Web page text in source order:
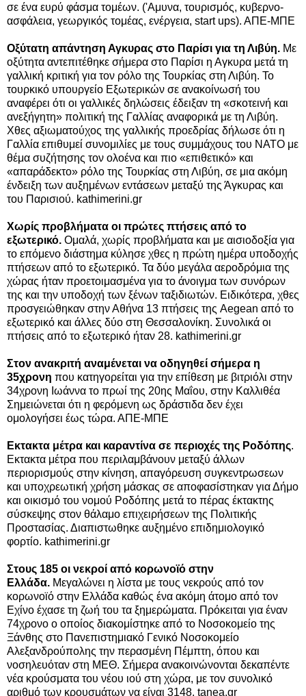
σε ένα ευρύ φάσμα τομέων. ('Αμυνα, τουρισμός, κυβερνο-
ασφάλεια, γεωργικός τομέας, ενέργεια, start ups). ΑΠΕ-ΜΠΕ
Οξύτατη απάντηση Αγκυρας στο Παρίσι για τη Λιβύη. Με
οξύτητα αντεπιτέθηκε σήμερα στο Παρίσι η Αγκυρα μετά τη
γαλλική κριτική για τον ρόλο της Τουρκίας στη Λιβύη. Το
τουρκικό υπουργείο Εξωτερικών σε ανακοίνωσή του
αναφέρει ότι οι γαλλικές δηλώσεις έδειξαν τη «σκοτεινή και
ανεξήγητη» πολιτική της Γαλλίας αναφορικά με τη Λιβύη.
Χθες αξιωματούχος της γαλλικής προεδρίας δήλωσε ότι η
Γαλλία επιθυμεί συνομιλίες με τους συμμάχους του ΝΑΤΟ με
θέμα συζήτησης τον ολοένα και πιο «επιθετικό» και
«απαράδεκτο» ρόλο της Τουρκίας στη Λιβύη, σε μια ακόμη
ένδειξη των αυξημένων εντάσεων μεταξύ της Άγκυρας και
του Παρισιού. kathimerini.gr
Χωρίς προβλήματα οι πρώτες πτήσεις από το
εξωτερικό. Ομαλά, χωρίς προβλήματα και με αισιοδοξία για
το επόμενο διάστημα κύλησε χθες η πρώτη ημέρα υποδοχής
πτήσεων από το εξωτερικό. Τα δύο μεγάλα αεροδρόμια της
χώρας ήταν προετοιμασμένα για το άνοιγμα των συνόρων
της και την υποδοχή των ξένων ταξιδιωτών. Ειδικότερα, χθες
προσγειώθηκαν στην Αθήνα 13 πτήσεις της Aegean από το
εξωτερικό και άλλες δύο στη Θεσσαλονίκη. Συνολικά οι
πτήσεις από το εξωτερικό ήταν 28. kathimerini.gr
Στον ανακριτή αναμένεται να οδηγηθεί σήμερα η
35χρονη που κατηγορείται για την επίθεση με βιτριόλι στην
34χρονη Ιωάννα το πρωί της 20ης Μαΐου, στην Καλλιθέα
Σημειώνεται ότι η φερόμενη ως δράστιδα δεν έχει
ομολογήσει έως τώρα. ΑΠΕ-ΜΠΕ
Εκτακτα μέτρα και καραντίνα σε περιοχές της Ροδόπης.
Εκτακτα μέτρα που περιλαμβάνουν μεταξύ άλλων
περιορισμούς στην κίνηση, απαγόρευση συγκεντρωσεων
και υποχρεωτική χρήση μάσκας σε αποφασίστηκαν για Δήμο
και οικισμό του νομού Ροδόπης μετά το πέρας έκτακτης
σύσκεψης στον θάλαμο επιχειρήσεων της Πολιτικής
Προστασίας. Διαπιστωθηκε αυξημένο επιδημιολογικό
φορτίο. kathimerini.gr
Στους 185 οι νεκροί από κορωνοϊό στην
Ελλάδα. Μεγαλώνει η λίστα με τους νεκρούς από τον
κορωνοϊό στην Ελλάδα καθώς ένα ακόμη άτομο από τον
Εχίνο έχασε τη ζωή του τα ξημερώματα. Πρόκειται για έναν
74χρονο ο οποίος διακομίστηκε από το Νοσοκομείο της
Ξάνθης στο Πανεπιστημιακό Γενικό Νοσοκομείο
Αλεξανδρούπολης την περασμένη Πέμπτη, όπου και
νοσηλευόταν στη ΜΕΘ. Σήμερα ανακοινώνονται δεκαπέντε
νέα κρούσματα του νέου ιού στη χώρα, με τον συνολικό
αριθμό των κρουσμάτων να είναι 3148. tanea.gr